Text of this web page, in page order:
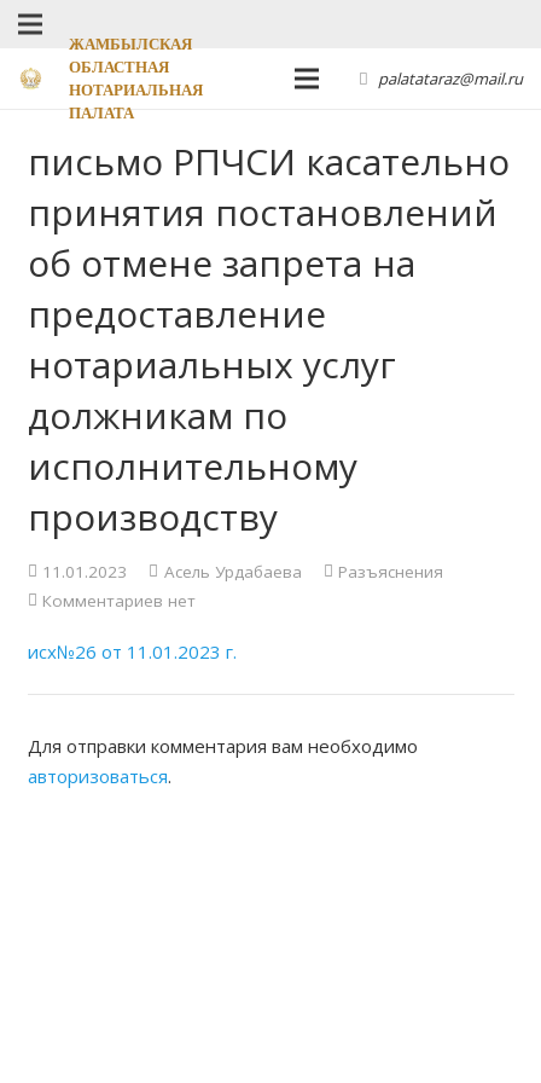
ЖАМБЫЛСКАЯ
ОБЛАСТНАЯ
НОТАРИАЛЬНАЯ
ПАЛАТА
palatataraz@mail.ru
письмо РПЧСИ касательно
принятия постановлений
об отмене запрета на
предоставление
нотариальных услуг
должникам по
исполнительному
производству
11.01.2023 Асель Урдабаева
Разъяснения
Комментариев нет
исх№26 от 11.01.2023 г.
Для отправки комментария вам необходимо
авторизоваться.